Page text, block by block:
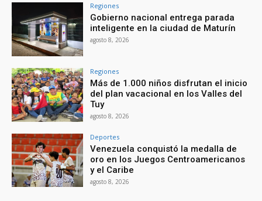
Regiones
Gobierno nacional entrega parada
inteligente en la ciudad de Maturín
agosto 8, 2026
Regiones
Más de 1.000 niños disfrutan el inicio
del plan vacacional en los Valles del
Tuy
agosto 8, 2026
Deportes
Venezuela conquistó la medalla de
oro en los Juegos Centroamericanos
y el Caribe
agosto 8, 2026